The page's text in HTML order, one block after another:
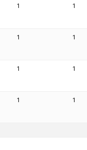
1 1
1 1
1 1
1 1